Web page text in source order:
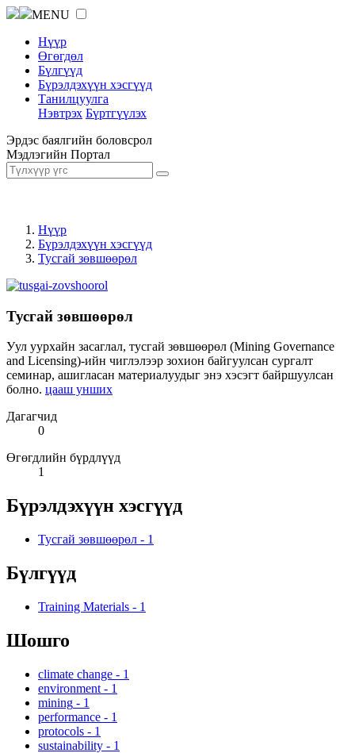
MENU
Нүүр
Өгөгдөл
Бүлгүүд
Бүрэлдэхүүн хэсгүүд
Танилцуулга
Нэвтрэх Бүртгүүлэх
Эрдэс баялгийн боловсрол
Мэдлэгийн Портал
Нүүр
Бүрэлдэхүүн хэсгүүд
Тусгай зөвшөөрөл
Тусгай зөвшөөрөл
Уул уурхайн засаглал, тусгай зөвшөөрөл (Mining Governance
and Licensing)-ийн чиглэлээр зохион байгуулсан сургалт
семинар, ашигласан материалуудыг энэ хэсэгт байршуулсан
болно. цааш унших
Дагагчид
0
Өгөгдлийн бүрдлүүд
1
Бүрэлдэхүүн хэсгүүд
Тусгай зөвшөөрөл - 1
Бүлгүүд
Training Materials - 1
Шошго
climate change - 1
environment - 1
mining - 1
performance - 1
protocols - 1
sustainability - 1